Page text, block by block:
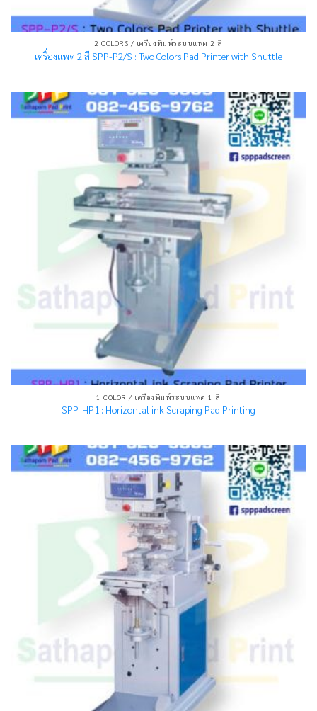
2 COLORS / เครื่องพิมพ์ระบบแพด 2 สี
เครื่องแพด 2 สี SPP-P2/S : Two Colors Pad Printer with Shuttle
1 COLOR / เครื่องพิมพ์ระบบแพด 1 สี
SPP-HP1 : Horizontal ink Scraping Pad Printing